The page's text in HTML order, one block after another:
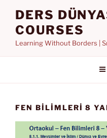
DERS
COURSES
Learning Without Borders |
FEN BILIMLERI 8